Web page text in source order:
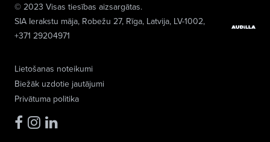
Lietošanas noteikumi
Biežāk uzdotie jautājumi
Privātuma politika
© 2023 Visas tiesības aizsargātas.
SIA Ierakstu māja, Robežu 27, Rīga, Latvija, LV-1002,
+371 29204971